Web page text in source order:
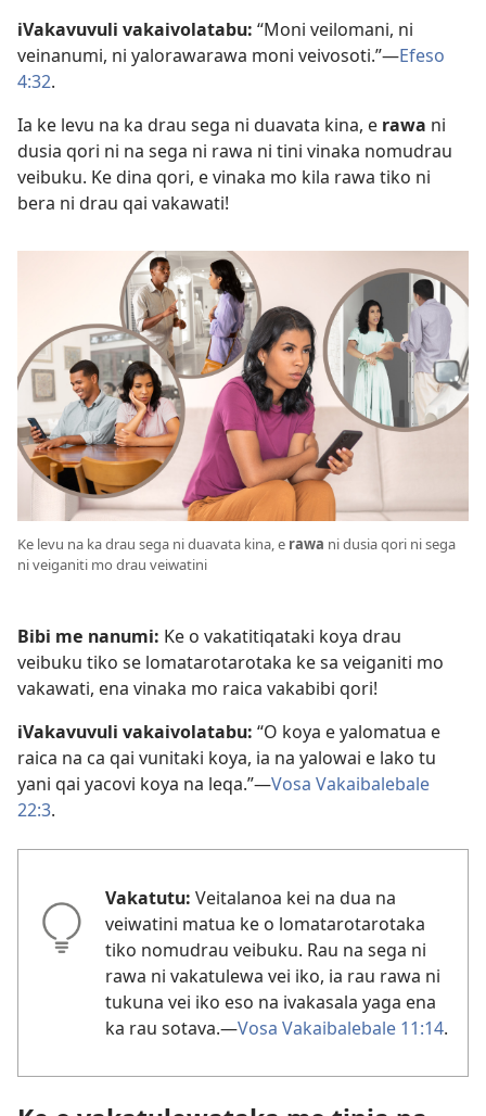
iVakavuvuli vakaivolatabu: “Moni veilomani, ni
veinanumi, ni yalorawarawa moni veivosoti.”—Efeso
4:32.
Ia ke levu na ka drau sega ni duavata kina, e rawa ni
dusia qori ni na sega ni rawa ni tini vinaka nomudrau
veibuku. Ke dina qori, e vinaka mo kila rawa tiko ni
bera ni drau qai vakawati!
Ke levu na ka drau sega ni duavata kina, e rawa ni dusia qori ni sega
ni veiganiti mo drau veiwatini
Bibi me nanumi: Ke o vakatitiqataki koya drau
veibuku tiko se lomatarotarotaka ke sa veiganiti mo
vakawati, ena vinaka mo raica vakabibi qori!
iVakavuvuli vakaivolatabu: “O koya e yalomatua e
raica na ca qai vunitaki koya, ia na yalowai e lako tu
yani qai yacovi koya na leqa.”—Vosa Vakaibalebale
22:3.
Vakatutu: Veitalanoa kei na dua na
veiwatini matua ke o lomatarotarotaka
tiko nomudrau veibuku. Rau na sega ni
rawa ni vakatulewa vei iko, ia rau rawa ni
tukuna vei iko eso na ivakasala yaga ena
ka rau sotava.—Vosa Vakaibalebale 11:14.